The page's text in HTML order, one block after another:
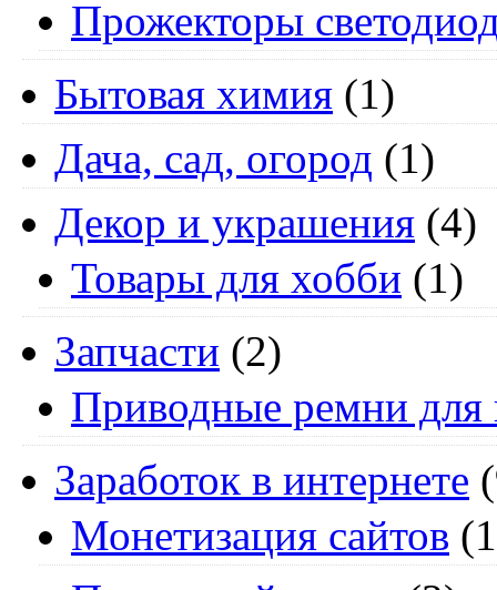
Прожекторы
Бытовая химия (1)
Дача, сад, огород (1)
Декор и украшения (4)
Товары для хобби (1)
Запчасти (2)
Приводные ремни для
Заработок в интернете
Монетизация сайтов